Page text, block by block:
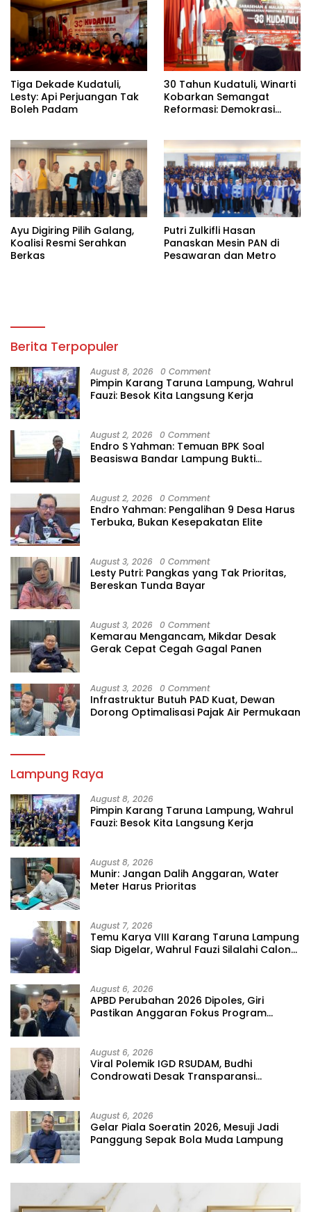
Tiga Dekade Kudatuli,
Lesty: Api Perjuangan Tak
Boleh Padam
30 Tahun Kudatuli, Winarti
Kobarkan Semangat
Reformasi: Demokrasi
Ayu Digiring Pilih Galang,
Koalisi Resmi Serahkan
Berkas
Putri Zulkifli Hasan
Panaskan Mesin PAN di
Pesawaran dan Metro
Berita Terpopuler
August 8, 2026 0 Comment
Pimpin Karang Taruna Lampung, Wahrul
Fauzi: Besok Kita Langsung Kerja
August 2, 2026 0 Comment
Endro S Yahman: Temuan BPK Soal
Beasiswa Bandar Lampung Bukti
August 2, 2026 0 Comment
Endro Yahman: Pengalihan 9 Desa Harus
Terbuka, Bukan Kesepakatan Elite
August 3, 2026 0 Comment
Lesty Putri: Pangkas yang Tak Prioritas,
Bereskan Tunda Bayar
August 3, 2026 0 Comment
Kemarau Mengancam, Mikdar Desak
Gerak Cepat Cegah Gagal Panen
August 3, 2026 0 Comment
Infrastruktur Butuh PAD Kuat, Dewan
Dorong Optimalisasi Pajak Air Permukaan
Lampung Raya
August 8, 2026
Pimpin Karang Taruna Lampung, Wahrul
Fauzi: Besok Kita Langsung Kerja
August 8, 2026
Munir: Jangan Dalih Anggaran, Water
Meter Harus Prioritas
August 7, 2026
Temu Karya VIII Karang Taruna Lampung
Siap Digelar, Wahrul Fauzi Silalahi Calon
August 6, 2026
APBD Perubahan 2026 Dipoles, Giri
Pastikan Anggaran Fokus Program
August 6, 2026
Viral Polemik IGD RSUDAM, Budhi
Condrowati Desak Transparansi
August 6, 2026
Gelar Piala Soeratin 2026, Mesuji Jadi
Panggung Sepak Bola Muda Lampung